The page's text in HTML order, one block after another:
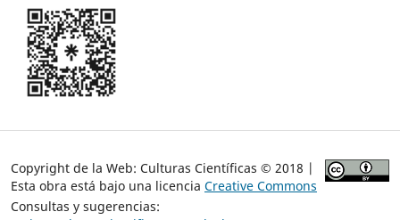
Copyright de la Web: Culturas Científicas © 2018 |
Esta obra está bajo una licencia Creative Commons
Consultas y sugerencias: